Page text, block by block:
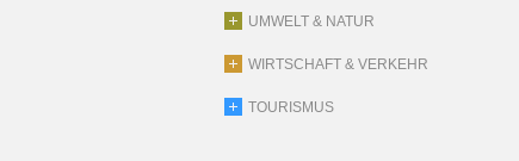
UMWELT & NATUR
WIRTSCHAFT & VERKEHR
TOURISMUS